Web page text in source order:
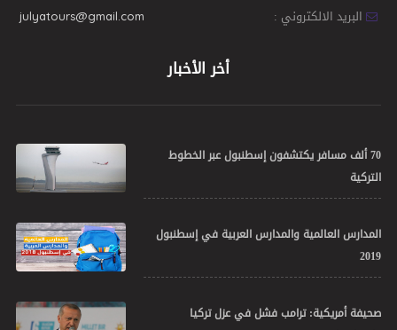
البريد الالكتروني :
julyatours@gmail.com
أخر الأخبار
70 ألف مسافر يكتشفون إسطنبول عبر الخطوط
التركية
المدارس العالمية والمدارس العربية في إسطنبول
2019
صحيفة أمريكية: ترامب فشل في عزل تركيا